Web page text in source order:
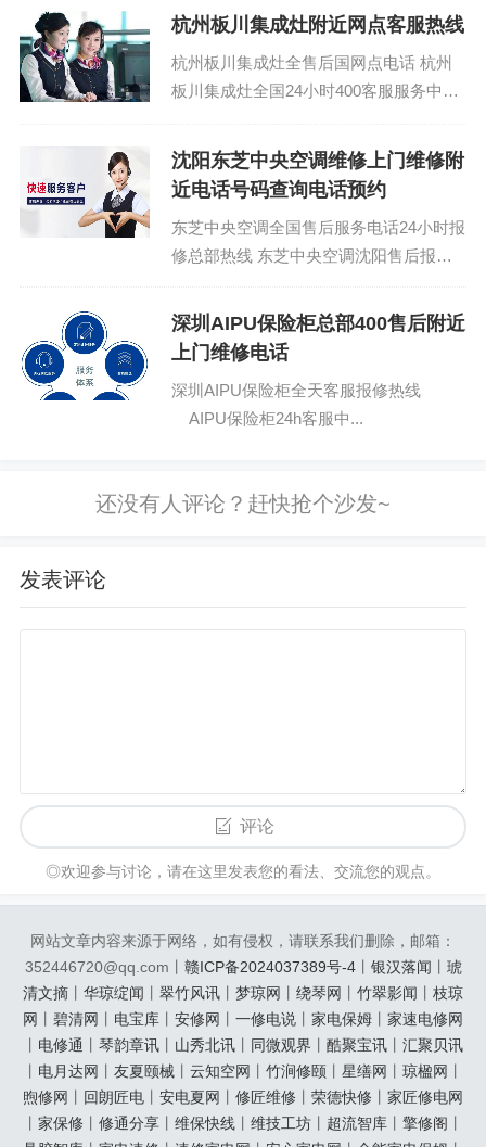
即可拨打）...
杭州板川集成灶附近网点客服热线
杭州板川集成灶全售后国网点电话 杭州
板川集成灶全国24小时400客服服务中
一24小时服...
沈阳东芝中央空调维修上门维修附
近电话号码查询电话预约
东芝中央空调全国售后服务电话24小时报
修总部热线 东芝中央空调沈阳售后报修
1865-909(...
深圳AIPU保险柜总部400售后附近
上门维修电话
深圳AIPU保险柜全天客服报修热线
AIPU保险柜24h客服中...
发表评论
评论
◎欢迎参与讨论，请在这里发表您的看法、交流您的观点。
网站文章内容来源于网络，如有侵权，请联系我们删除，邮箱：
352446720@qq.com丨 赣ICP备2024037389号-4丨 银汉落闻
琥
清文摘
华琼绽闻 翠竹风讯 梦琼网 绕琴网 竹翠影闻
枝琼
网
碧清网 电宝库 安修网 一修电说 家电保姆
家速电修网
电修通 琴韵章讯 山秀北讯 同微观界 酷聚宝讯
汇聚贝讯
电月达网 友夏颐械 云知空网 竹涧修颐 星缮网 琼楹网
煦修网
回朗匠电 安电夏网 修匠维修 荣德快修
家匠修电网
家保修 修通分享 维保快线 维技工坊 超流智库 擎修阁